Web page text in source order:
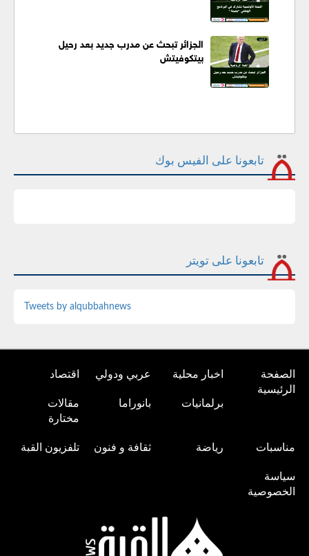
الجزائر تبحث عن مدرب جديد بعد رحيل
بيتكوفيتش
تابعونا على الفيس بوك
تابعونا على تويتر
Tweets by alqubbahnews
الصفحة
الرئيسية
اخبار محلية عربي ودولي اقتصاد
برلمانيات بانوراما
مقالات
مختارة
مناسبات رياضة ثقافة و فنون تلفزيون القبة
سياسة
الخصوصية